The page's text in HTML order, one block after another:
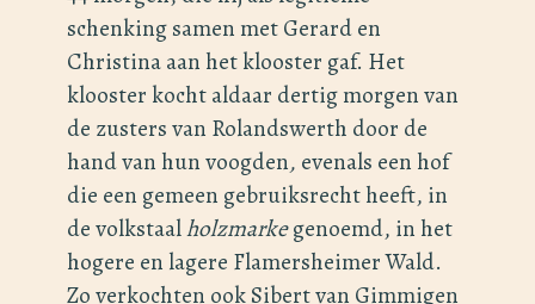
schenking samen met Gerard en
Christina aan het klooster gaf. Het
klooster kocht aldaar dertig morgen van
de zusters van Rolandswerth door de
hand van hun voogden, evenals een hof
die een gemeen gebruiksrecht heeft, in
de volkstaalholzmarkegenoemd, in het
hogere en lagere Flamersheimer Wald.
Zo verkochten ook Sibert van Gimmigen